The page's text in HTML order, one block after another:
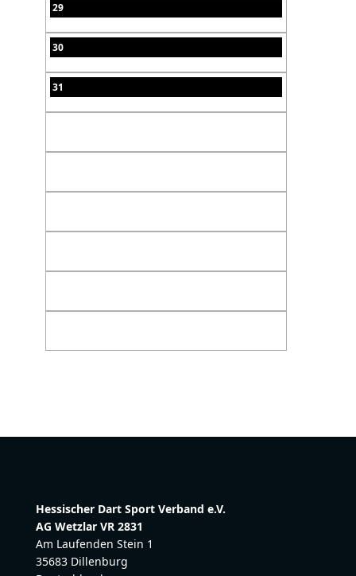
29
30
31
Hessischer Dart Sport Verband e.V.
AG Wetzlar VR 2831
Am Laufenden Stein 1
35683 Dillenburg